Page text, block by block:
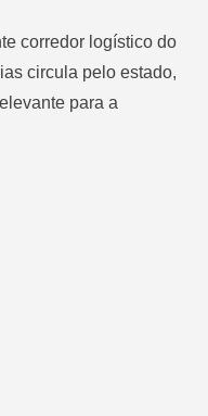
corredor logístico do
circula pelo estado,
para a